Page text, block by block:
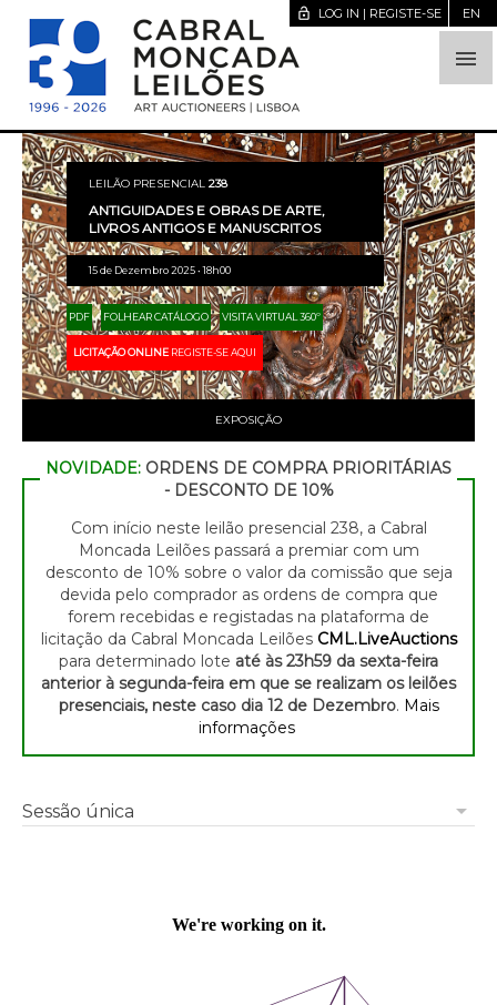

lock_open LOG IN | REGISTE-SE EN
LEILÃO PRESENCIAL 238
ANTIGUIDADES E OBRAS DE ARTE,
LIVROS ANTIGOS E MANUSCRITOS
15 de Dezembro 2025 • 18h00
PDF FOLHEAR CATÁLOGO VISITA VIRTUAL 360º
LICITAÇÃO ONLINE REGISTE-SE AQUI
EXPOSIÇÃO
NOVIDADE: ORDENS DE COMPRA PRIORITÁRIAS
- DESCONTO DE 10%
Com início neste leilão presencial 238, a Cabral
Moncada Leilões passará a premiar com um
desconto de 10% sobre o valor da comissão que seja
devida pelo comprador as ordens de compra que
forem recebidas e registadas na plataforma de
licitação da Cabral Moncada Leilões CML.LiveAuctions
para determinado lote até às 23h59 da sexta-feira
anterior à segunda-feira em que se realizam os leilões
presenciais, neste caso dia 12 de Dezembro. Mais
informações
arrow_drop_down
Sessão única